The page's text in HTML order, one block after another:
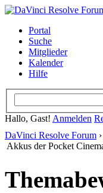
Portal
Suche
Mitglieder
Kalender
Hilfe
Hallo, Gast! Anmelden
DaVinci Resolve Forum ›
Akkus der Pocket